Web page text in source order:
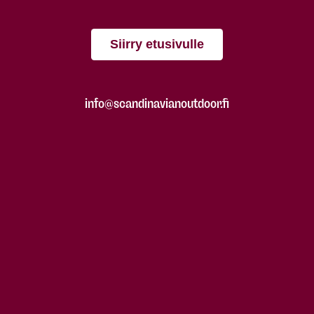
Siirry etusivulle
info@scandinavianoutdoor.fi